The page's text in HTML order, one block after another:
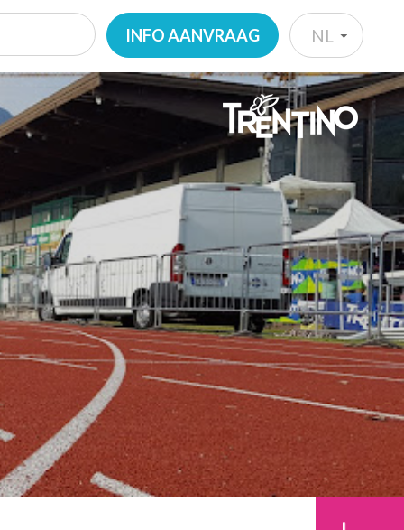
NL
IT
EN
NL
INFO AANVRAAG
KINDEREN
ZOEK